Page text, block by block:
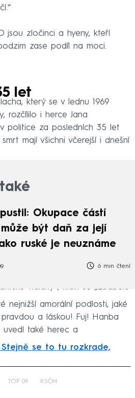
jsou zločinci a hyeny, kteří
zase podíl na moci.
let
který se v lednu 1969
rozčílilo i herce Jana
v politice za posledních 35 let
mají všichni včerejší i dnešní
Okupace částí
být daň za její
ruské je neuznáme
6 min čtení
vidláky“, kteří se „zbaběle
nejnižší amorální podlosti, jaké
a láskou! Fuj! Hanba
uvedl také herec a
se to tu rozkrade,
TOP 09 KSČM